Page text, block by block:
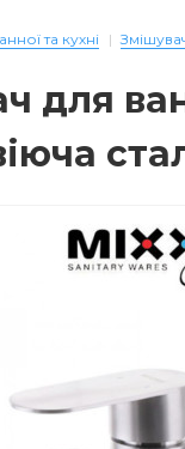
та кухні
для